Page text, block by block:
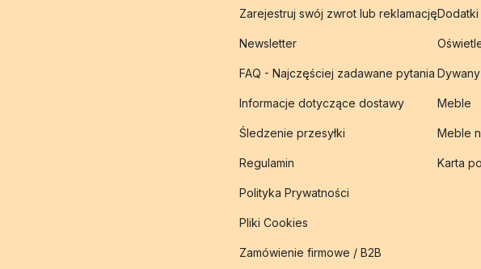
Zarejestruj swój zwrot lub reklamację
Newsletter
FAQ - Najczęściej zadawane pytania
Informacje dotyczące dostawy
Śledzenie przesyłki
Regulamin
Polityka Prywatności
Pliki Cookies
Zamówienie firmowe / B2B
Meble
Meble
Karta